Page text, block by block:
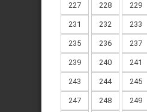
227 228 229
231 232 233
235 236 237
239 240 241
243 244 245
247 248 249